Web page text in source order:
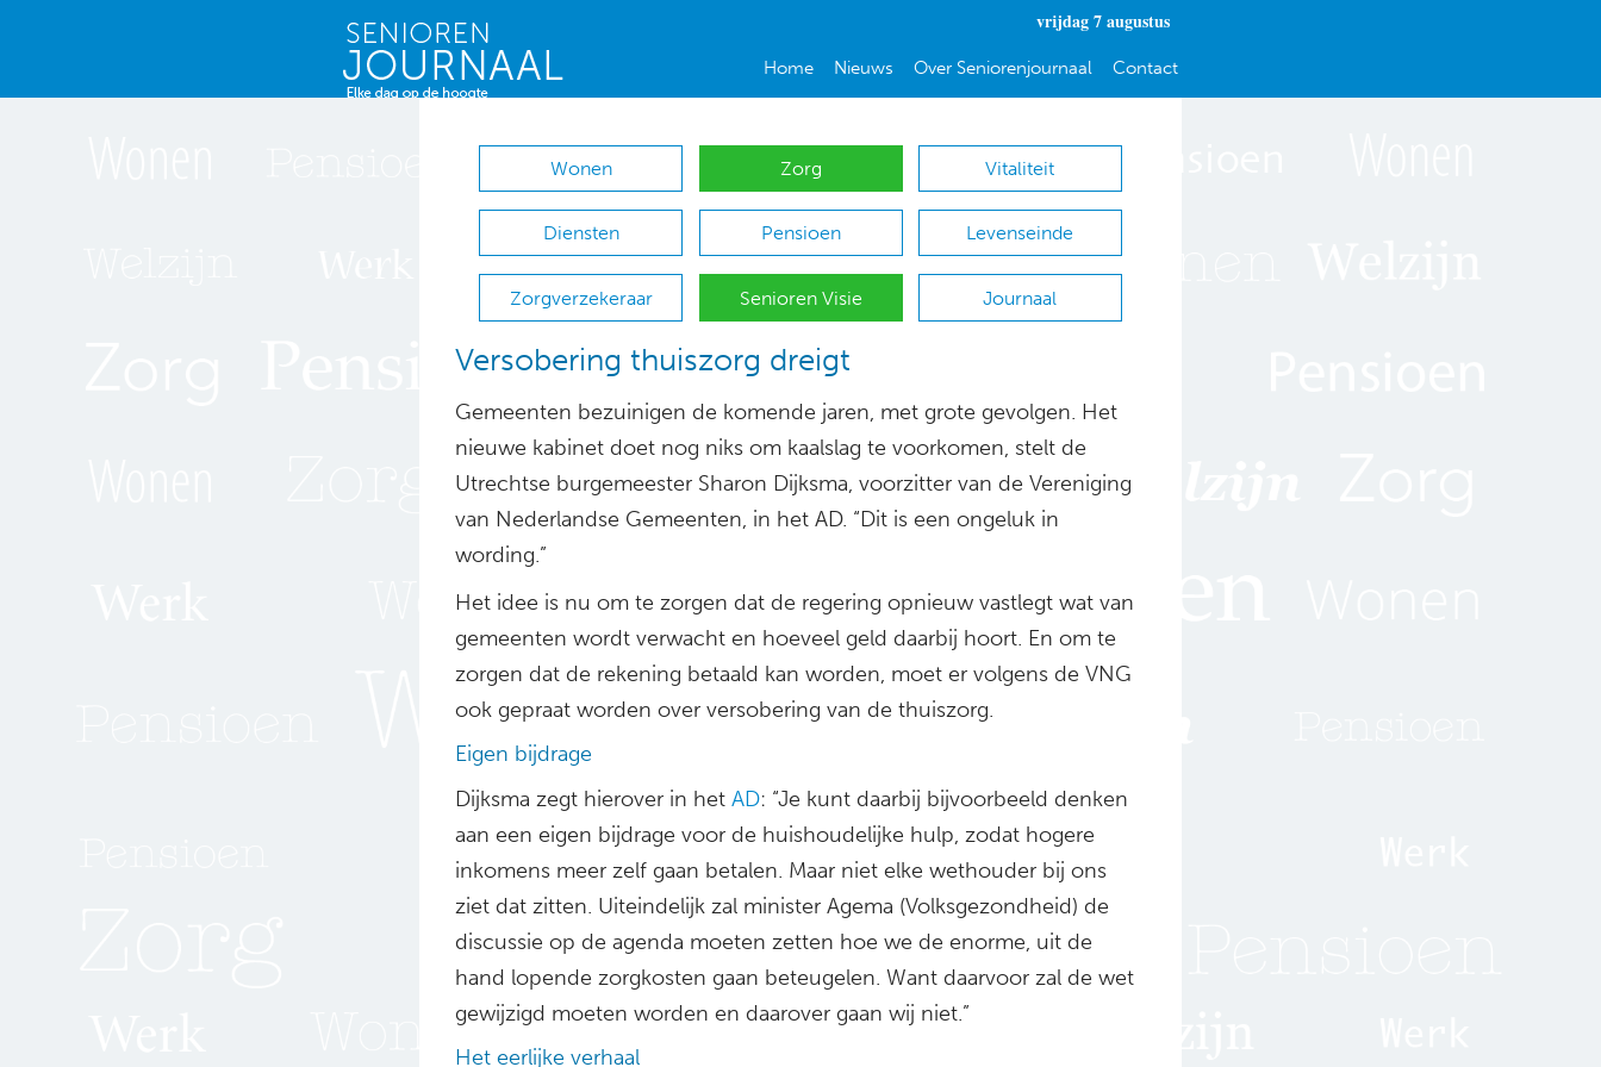
vrijdag 7 augustus
Home Nieuws Over Seniorenjournaal Contact
Wonen Zorg Vitaliteit
Diensten Pensioen Levenseinde
Zorgverzekeraar Senioren Visie Journaal
Versobering thuiszorg dreigt
Gemeenten bezuinigen de komende jaren, met grote gevolgen. Het
nieuwe kabinet doet nog niks om kaalslag te voorkomen, stelt de
Utrechtse burgemeester Sharon Dijksma, voorzitter van de Vereniging
van Nederlandse Gemeenten, in het AD. “Dit is een ongeluk in
wording.”
Het idee is nu om te zorgen dat de regering opnieuw vastlegt wat van
gemeenten wordt verwacht en hoeveel geld daarbij hoort. En om te
zorgen dat de rekening betaald kan worden, moet er volgens de VNG
ook gepraat worden over versobering van de thuiszorg.
Eigen bijdrage
Dijksma zegt hierover in het AD: “Je kunt daarbij bijvoorbeeld denken
aan een eigen bijdrage voor de huishoudelijke hulp, zodat hogere
inkomens meer zelf gaan betalen. Maar niet elke wethouder bij ons
ziet dat zitten. Uiteindelijk zal minister Agema (Volksgezondheid) de
discussie op de agenda moeten zetten hoe we de enorme, uit de
hand lopende zorgkosten gaan beteugelen. Want daarvoor zal de wet
gewijzigd moeten worden en daarover gaan wij niet.”
Het eerlijke verhaal